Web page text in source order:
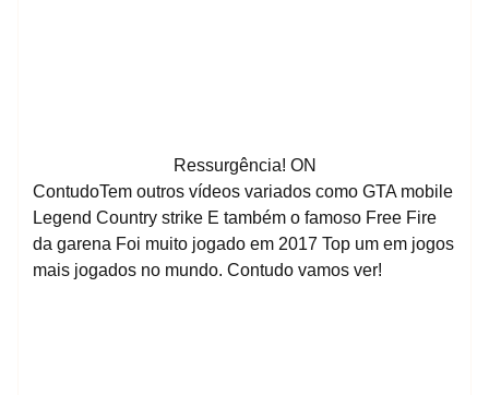
Ressurgência! ON
ContudoTem outros vídeos variados como GTA mobile
Legend Country strike E também o famoso Free Fire
da garena Foi muito jogado em 2017 Top um em jogos
mais jogados no mundo. Contudo vamos ver!